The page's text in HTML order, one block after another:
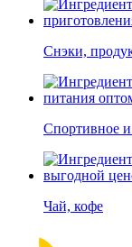
Снэки,
Спортивное
Чай, кофе